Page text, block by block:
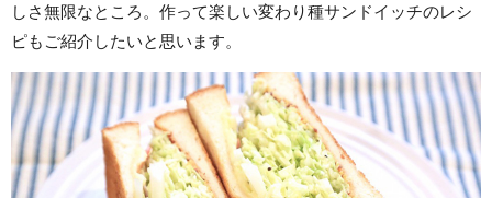
しさ無限なところ。作って楽しい変わり種サンドイッチのレシ
ピもご紹介したいと思います。